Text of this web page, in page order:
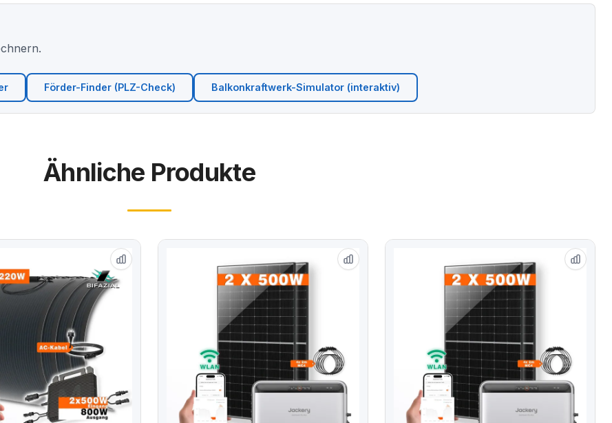
Förder-Finder (PLZ-Check) Balkonkraftwerk-Simulator (interaktiv)
Ähnliche Produkte